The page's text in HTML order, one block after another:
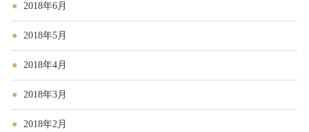
2018年6月
2018年5月
2018年4月
2018年3月
2018年2月